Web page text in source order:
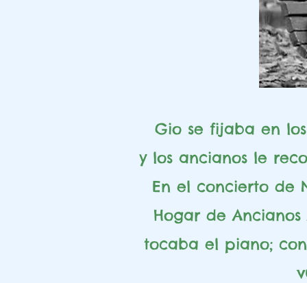
Gio se fijaba en
y los ancianos le
En el concierto de
Hogar de
tocaba el piano;